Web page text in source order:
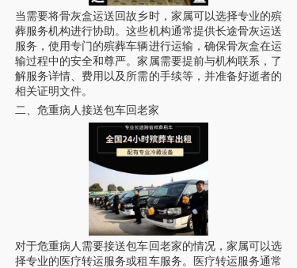
当需要将骨灰盒运送回故乡时，家属可以选择专业的殡
葬服务机构进行协助。这些机构通常提供长途骨灰运送
服务，使用专门的殡葬车辆进行运输，确保骨灰盒在运
输过程中的安全和尊严。家属需要提前与机构联系，了
解服务详情、费用以及所需的手续等，并准备好逝者的
相关证明文件。
二、危重病人接送包车回老家
对于危重病人需要接送包车回老家的情况，家属可以选
择专业的医疗转运服务或租车服务。医疗转运服务通常